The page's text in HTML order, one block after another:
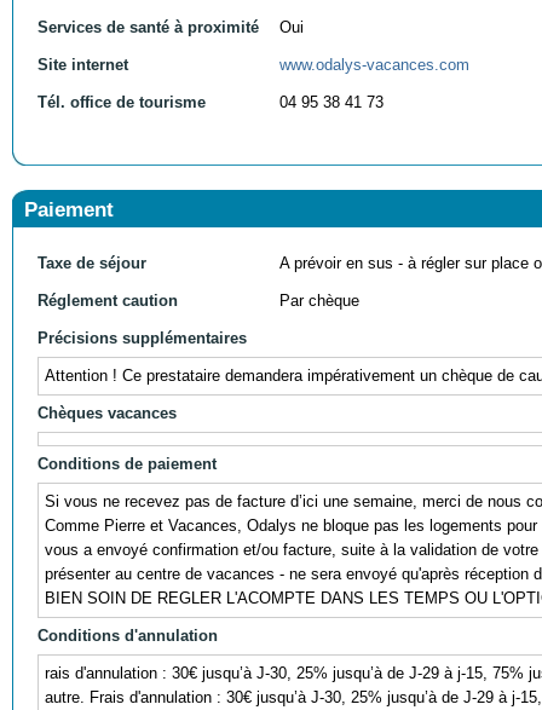
Services de santé à proximité Oui
Site internet www.odalys-vacances.com
Tél. office de tourisme 04 95 38 41 73
Paiement
Taxe de séjour A prévoir en sus - à régler sur place
Réglement caution Par chèque
Précisions supplémentaires
Attention ! Ce prestataire demandera impérativement un chèque de
Chèques vacances
Conditions de paiement
Si vous ne recevez pas de facture d’ici une semaine, merci de nous
Comme Pierre et Vacances, Odalys ne bloque pas les logements
vous a envoyé confirmation et/ou facture, suite à la validation de
présenter au centre de vacances - ne sera envoyé qu'après
BIEN SOIN DE REGLER L'ACOMPTE DANS LES TEMPS OU
Conditions d'annulation
rais d'annulation : 30€ jusqu’à J-30, 25% jusqu’à de J-29 à j-15,
autre. Frais d'annulation : 30€ jusqu’à J-30, 25% jusqu’à de J-29 à j-